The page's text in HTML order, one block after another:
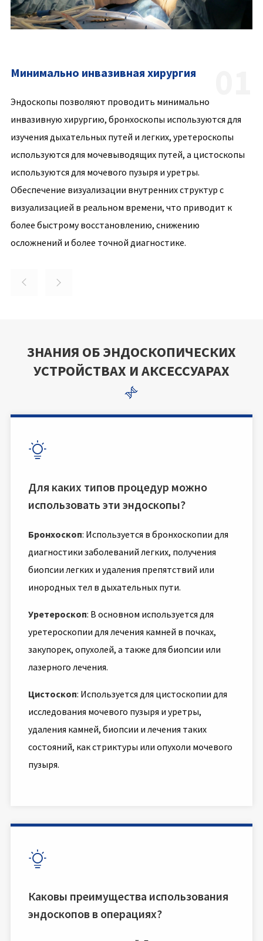
Минимально инвазивная хирургия
Эндоскопы позволяют проводить минимально
инвазивную хирургию, бронхоскопы используются для
изучения дыхательных путей и легких, уретероскопы
используются для мочевыводящих путей, а цистоскопы
используются для мочевого пузыря и уретры.
Обеспечение визуализации внутренних структур с
визуализацией в реальном времени, что приводит к
более быстрому восстановлению, снижению
осложнений и более точной диагностике.
 
ЗНАНИЯ ОБ ЭНДОСКОПИЧЕСКИХ
УСТРОЙСТВАХ И АКСЕССУАРАХ


Для каких типов процедур можно
использовать эти эндоскопы?
Бронхоскоп: Используется в бронхоскопии для
диагностики заболеваний легких, получения
биопсии легких и удаления препятствий или
инородных тел в дыхательных пути.
Уретероскоп: В основном используется для
уретероскопии для лечения камней в почках,
закупорек, опухолей, а также для биопсии или
лазерного лечения.
Цистоскоп: Используется для цистоскопии для
исследования мочевого пузыря и уретры,
удаления камней, биопсии и лечения таких
состояний, как стриктуры или опухоли мочевого
пузыря.

Каковы преимущества использования
эндоскопов в операциях?